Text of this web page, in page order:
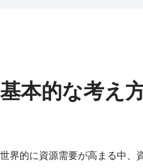
基本的な考え
世界的に資源需要が高まる中、